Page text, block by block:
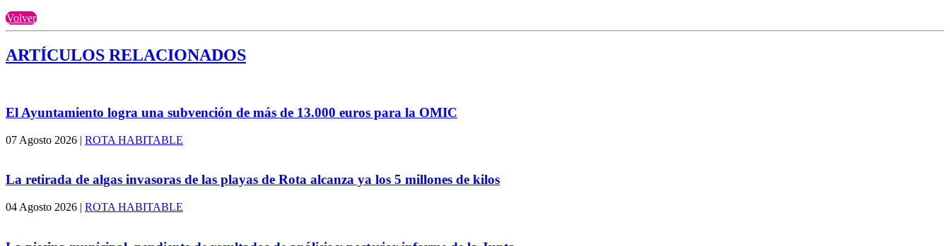
Volver
ARTÍCULOS RELACIONADOS
El Ayuntamiento logra una subvención de más de 13.000 euros para la OMIC
07 Agosto 2026 | ROTA HABITABLE
La retirada de algas invasoras de las playas de Rota alcanza ya los 5 millones de kilos
04 Agosto 2026 | ROTA HABITABLE